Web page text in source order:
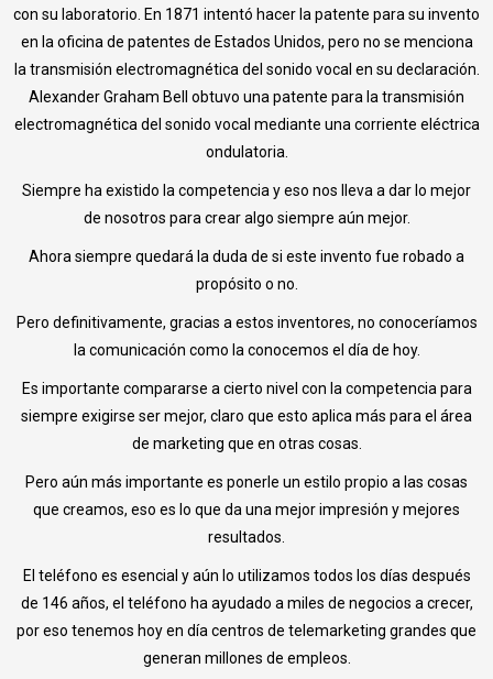
con su laboratorio. En 1871 intentó hacer la patente para su invento
en la oficina de patentes de Estados Unidos, pero no se menciona
la transmisión electromagnética del sonido vocal en su declaración.
Alexander Graham Bell obtuvo una patente para la transmisión
electromagnética del sonido vocal mediante una corriente eléctrica
ondulatoria.
Siempre ha existido la competencia y eso nos lleva a dar lo mejor
de nosotros para crear algo siempre aún mejor.
Ahora siempre quedará la duda de si este invento fue robado a
propósito o no.
Pero definitivamente, gracias a estos inventores, no conoceríamos
la comunicación como la conocemos el día de hoy.
Es importante compararse a cierto nivel con la competencia para
siempre exigirse ser mejor, claro que esto aplica más para el área
de marketing que en otras cosas.
Pero aún más importante es ponerle un estilo propio a las cosas
que creamos, eso es lo que da una mejor impresión y mejores
resultados.
El teléfono es esencial y aún lo utilizamos todos los días después
de 146 años, el teléfono ha ayudado a miles de negocios a crecer,
por eso tenemos hoy en día centros de telemarketing grandes que
generan millones de empleos.